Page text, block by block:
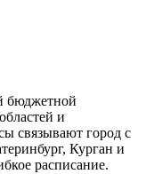
бюджетной
и
связывают город с
, Курган и
расписание.